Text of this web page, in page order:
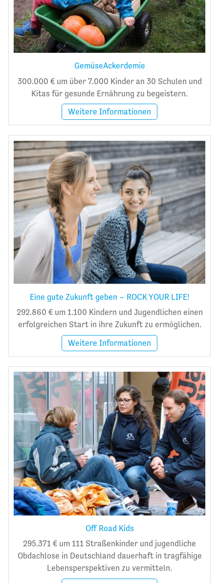
GemüseAckerdemie
300.000 € um über 7.000 Kinder an 30 Schulen und
Kitas für gesunde Ernährung zu begeistern.
Weitere Informationen
Eine gute Zukunft geben – ROCK YOUR LIFE!
292.860 € um 1.100 Kindern und Jugendlichen einen
erfolgreichen Start in ihre Zukunft zu ermöglichen.
Weitere Informationen
Off Road Kids
295.371 € um 111 Straßenkinder und jugendliche
Obdachlose in Deutschland dauerhaft in tragfähige
Lebensperspektiven zu vermitteln.